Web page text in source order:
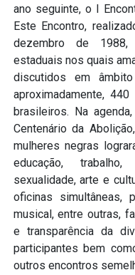
ano seguinte, o I
Este Encontro,
dezembro de
estaduais nos quais
discutidos em
aproximadamente,
brasileiros. Na
Centenário da
mulheres negras
educação,
sexualidade, arte e
oficinas simultâneas,
musical, entre outras,
e transparência da
participantes bem
outros encontros